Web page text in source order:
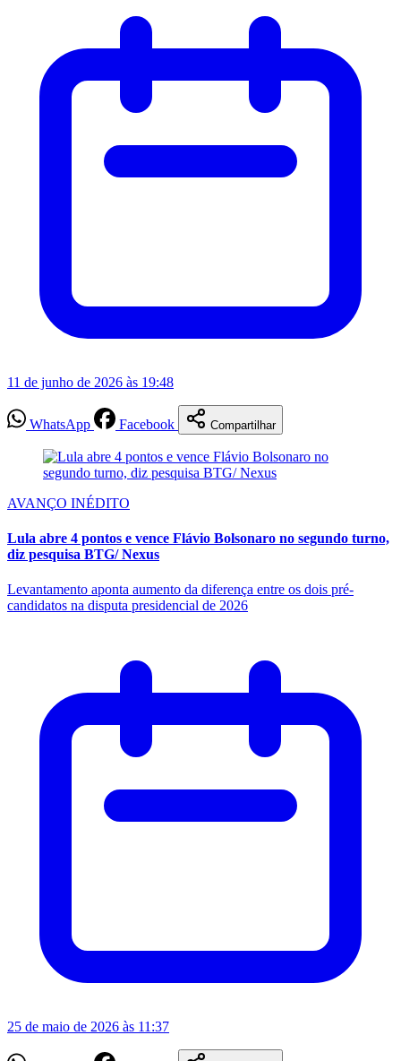
11 de junho de 2026 às 19:48
WhatsApp Facebook Compartilhar
AVANÇO INÉDITO
Lula abre 4 pontos e vence Flávio Bolsonaro no segundo turno,
diz pesquisa BTG/ Nexus
Levantamento aponta aumento da diferença entre os dois pré-
candidatos na disputa presidencial de 2026
25 de maio de 2026 às 11:37